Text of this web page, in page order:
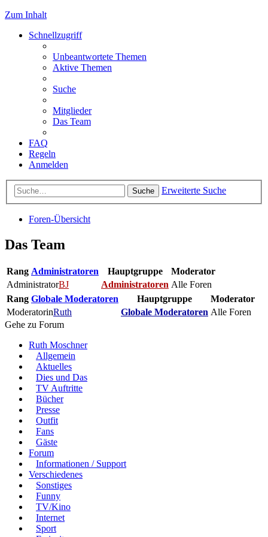
Zum Inhalt
Schnellzugriff
Unbeantwortete Themen
Aktive Themen
Suche
Mitglieder
Das Team
FAQ
Regeln
Anmelden
Suche Erweiterte Suche
Foren-Übersicht
Das Team
Rang Administratoren Hauptgruppe
Moderator
AdministratorBJ Administratoren Alle Foren
Rang Globale Moderatoren Hauptgruppe
Moderator
ModeratorinRuth Globale Moderatoren Alle Foren
Gehe zu Forum
Ruth Moschner
Allgemein
Aktuelles
Dies und Das
TV Auftritte
Bücher
Presse
Outfit
Fans
Gäste
Forum
Informationen / Support
Verschiedenes
Sonstiges
Funny
TV/Kino
Internet
Sport